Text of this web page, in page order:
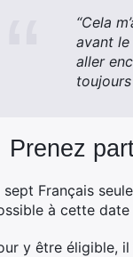
“Cela
avant
aller
Prenez
sept Français
à cette
y être éligible,